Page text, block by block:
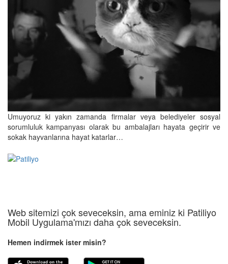
Umuyoruz ki yakın zamanda firmalar veya belediyeler sosyal
sorumluluk kampanyası olarak bu ambalajları hayata geçirir ve
sokak hayvanlarına hayat katarlar…
Web sitemizi çok seveceksin, ama eminiz ki Patiliyo
Mobil Uygulama'mızı daha çok seveceksin.
Hemen indirmek ister misin?